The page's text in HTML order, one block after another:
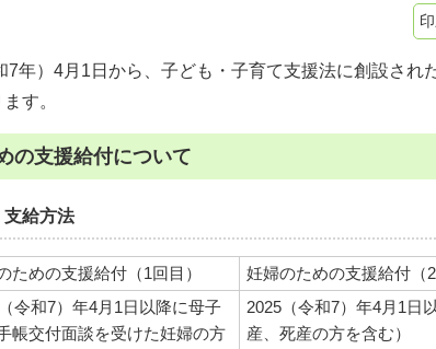
7年）4月1日から、子ども・子育て支援法に創設され
す。
の支援給付について
給方法
ための支援給付（1回目）
妊婦のための支援給付（2
令和7）年4月1日以降に母子
帳交付面談を受けた妊婦の方
2025（令和7）年4月1日
産、死産の方を含む）